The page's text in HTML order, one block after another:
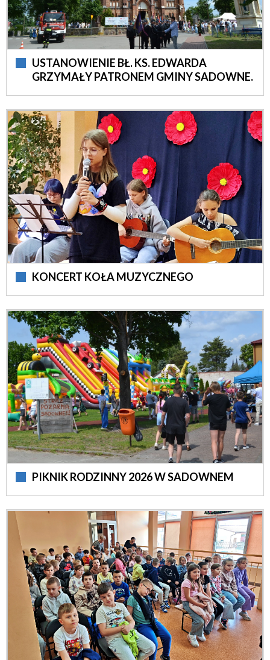
USTANOWIENIE BŁ. KS. EDWARDA
GRZYMAŁY PATRONEM GMINY SADOWNE.
KONCERT KOŁA MUZYCZNEGO
PIKNIK RODZINNY 2026 W SADOWNEM